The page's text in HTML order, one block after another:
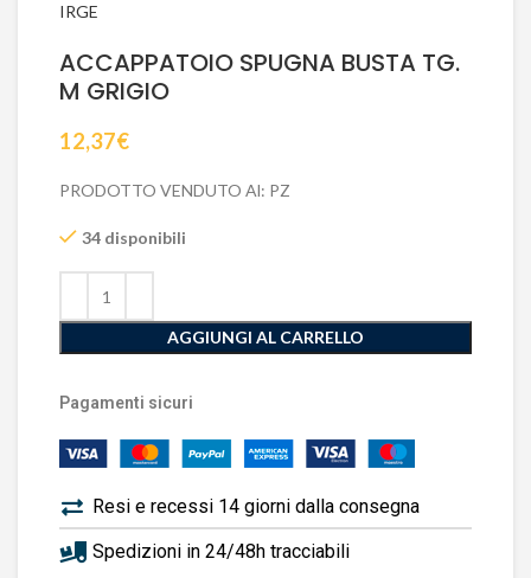
IRGE
ACCAPPATOIO SPUGNA BUSTA TG.
M GRIGIO
12,37€
PRODOTTO VENDUTO Al: PZ
34 disponibili
AGGIUNGI AL CARRELLO
Pagamenti sicuri
Resi e recessi 14 giorni dalla consegna
Spedizioni in 24/48h tracciabili